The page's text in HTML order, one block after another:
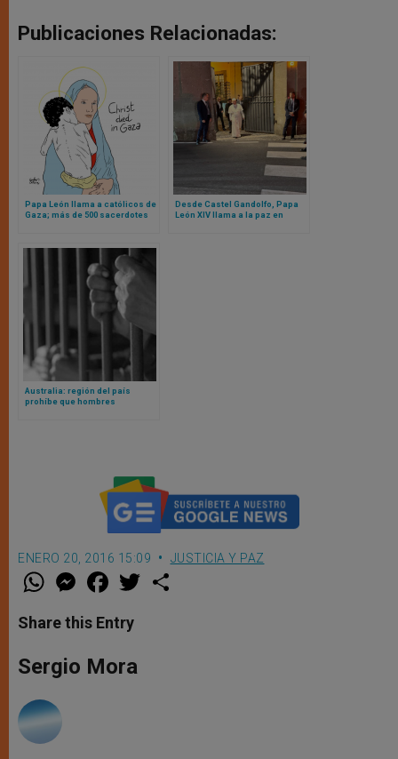
Publicaciones Relacionadas:
Papa León llama a católicos de
Gaza; más de 500 sacerdotes
Desde Castel Gandolfo, Papa
León XIV llama a la paz en
Australia: región del país
prohíbe que hombres
ENERO 20, 2016 15:09 JUSTICIA Y PAZ
W
t
s
p
p
M
e
s
e
g
e
F
a
e
b
o
k
w
Share this Entry
Sergio Mora